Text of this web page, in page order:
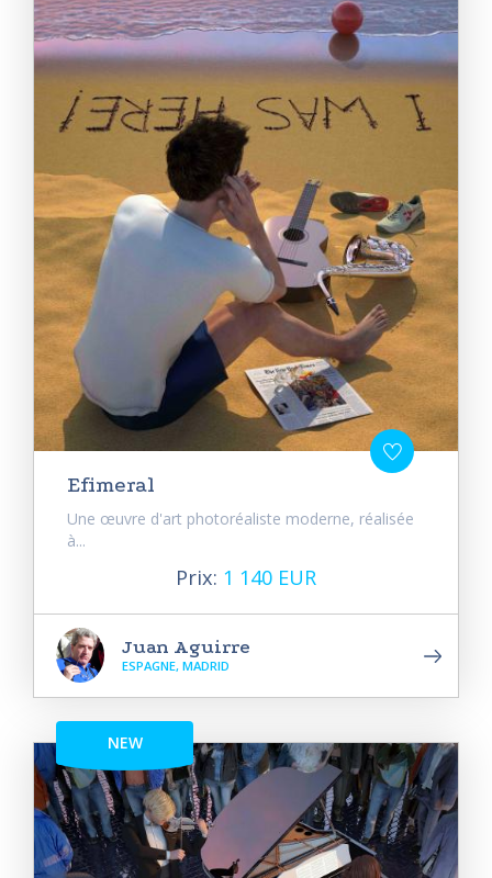
Efimeral
Une œuvre d'art photoréaliste moderne, réalisée
à...
Prix: 1 140 EUR
Juan Aguirre
ESPAGNE, MADRID
NEW